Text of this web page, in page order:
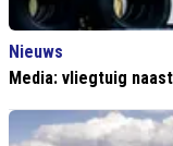
Nieuws
Media: vliegtuig